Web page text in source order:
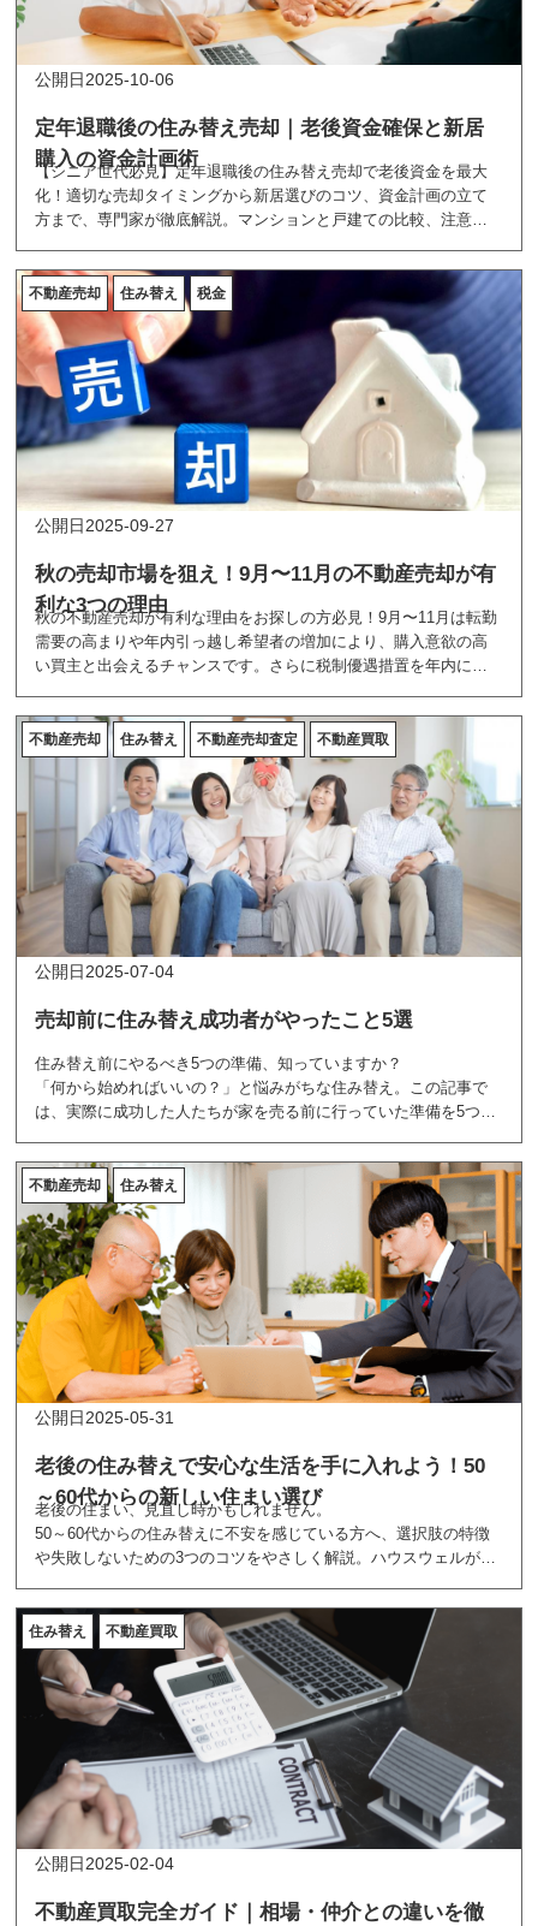
めのヒントをお伝えします。
定年退職後の住み替え売却｜老後資金確保と新居
購入の資金計画術
2025-10-06
【シニア世代必見】定年退職後の住み替え売却で老後資金を最大
化！適切な売却タイミングから新居選びのコツ、資金計画の立て
方まで、専門家が徹底解説。マンションと戸建ての比較、注意す
んか？
不動産売却 住み替え 税金
秋の売却市場を狙え！9月〜11月の不動産売却が有
利な3つの理由
2025-09-27
秋の不動産売却が有利な理由をお探しの方必見！9月〜11月は転勤
需要の高まりや年内引っ越し希望者の増加により、購入意欲の高
い買主と出会えるチャンスです。さらに税制優遇措置を年内に確
シーズンとは違った秋ならではのメリットを詳しく解説。競合物
件が少ない今こそ、理想的な条件での売却を実現しませんか？
不動産売却 住み替え 不動産売却査定 不動産買取
売却前に住み替え成功者がやったこと5選
2025-07-04
住み替え前にやるべき5つの準備、知っていますか？
「何から始めればいいの？」と悩みがちな住み替え。この記事で
は、実際に成功した人たちが家を売る前に行っていた準備を5つに
タイミングの調整、不動産会社の選び方まで、失敗しない住み替
えのコツが詰まっています。
不動産売却 住み替え
老後の住み替えで安心な生活を手に入れよう！50
～60代からの新しい住まい選び
2025-05-31
老後の住まい、見直し時かもしれません。
50～60代からの住み替えに不安を感じている方へ、選択肢の特徴
や失敗しないための3つのコツをやさしく解説。ハウスウェルが安
住み替え 不動産買取
不動産買取完全ガイド｜相場・仲介との違いを徹
2025-02-04